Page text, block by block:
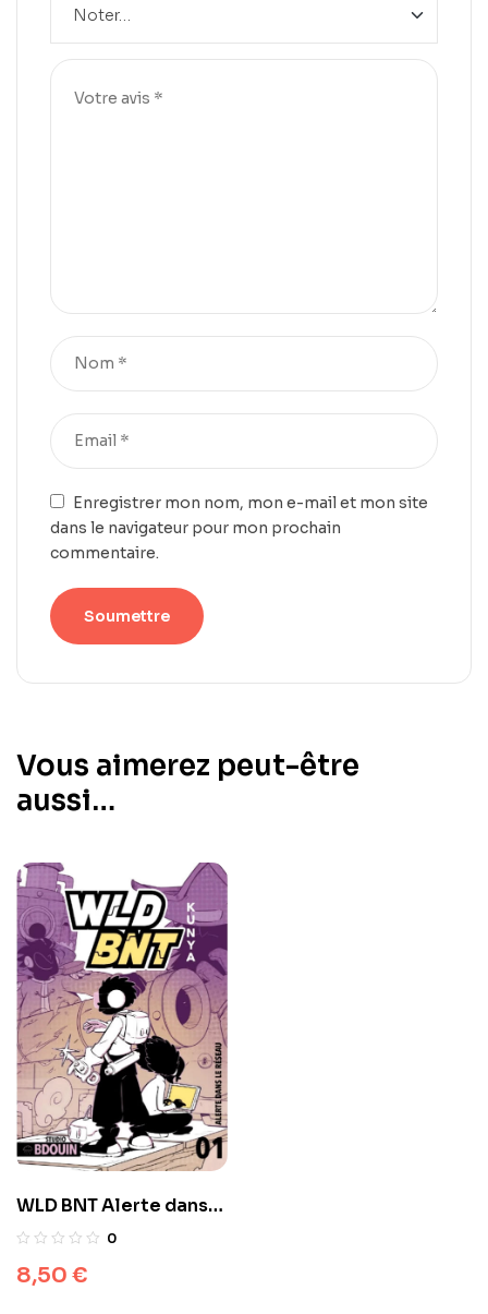
Enregistrer mon nom, mon e-mail et mon site
dans le navigateur pour mon prochain
commentaire.
Vous aimerez peut-être
aussi…
WLD BNT Alerte dans
le réseau, by Kunya –
0
8,50 €